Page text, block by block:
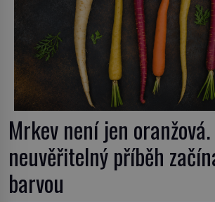
Mrkev není jen
neuvěřitelný příběh
barvou